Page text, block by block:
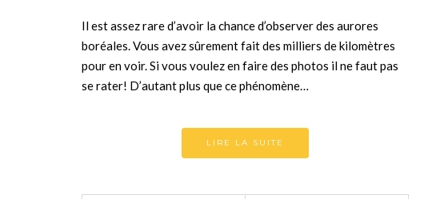
Il est assez rare d’avoir la chance d’observer des aurores
boréales. Vous avez sûrement fait des milliers de kilomètres
pour en voir. Si vous voulez en faire des photos il ne faut pas
se rater! D’autant plus que ce phénomène…
LIRE LA SUITE